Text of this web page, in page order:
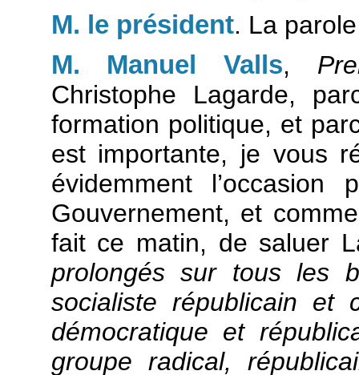
M. le président. La
M. Manuel Valls,
Christophe Lagarde,
formation politique, et
est importante, je vous
évidemment
Gouvernement, et
fait ce matin, de saluer
prolongés sur tous les
socialiste républicain et
démocratique et
groupe radical,